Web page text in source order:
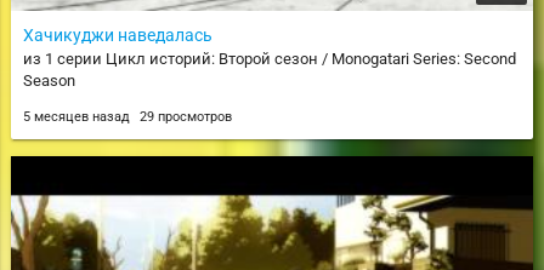
Хачикуджи наведалась
из 1 серии Цикл историй: Второй сезон / Monogatari Series: Second
Season
5 месяцев назад 29 просмотров